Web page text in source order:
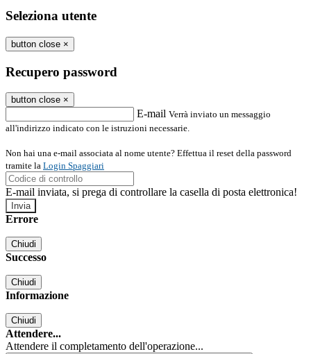
Seleziona utente
button close ×
Recupero password
button close ×
E-mail Verrà inviato un messaggio
all'indirizzo indicato con le istruzioni necessarie.
Non hai una e-mail associata al nome utente? Effettua il reset della password
tramite la Login Spaggiari
E-mail inviata, si prega di controllare la casella di posta elettronica!
Errore
Chiudi
Successo
Chiudi
Informazione
Chiudi
Attendere...
Attendere il completamento dell'operazione...